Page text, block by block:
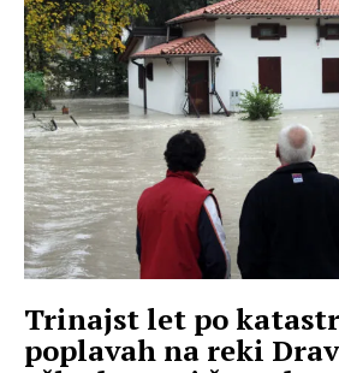
Trinajst let po
poplavah na reki